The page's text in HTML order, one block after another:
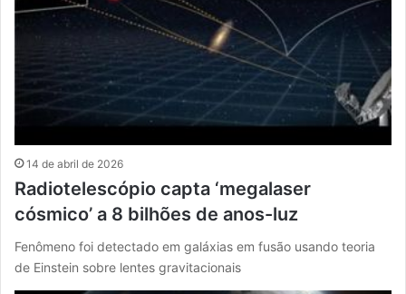
14 de abril de 2026
Radiotelescópio capta ‘megalaser
cósmico’ a 8 bilhões de anos-luz
Fenômeno foi detectado em galáxias em fusão usando teoria
de Einstein sobre lentes gravitacionais